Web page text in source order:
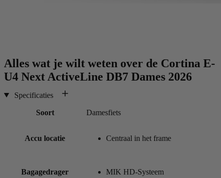
Alles wat je wilt weten over de Cortina E-
U4 Next ActiveLine DB7 Dames 2026
Specificaties
Soort Damesfiets
Accu locatie Centraal in het frame
Bagagedrager MIK HD-Systeem